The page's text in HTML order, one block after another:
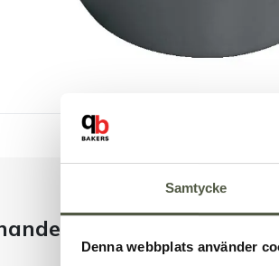
Samtycke
Denna webbplats använder
produkter